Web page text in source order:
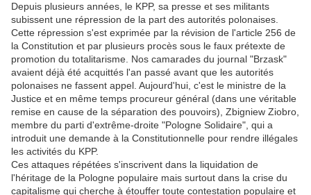
Depuis plusieurs années, le KPP, sa presse et ses militants
subissent une répression de la part des autorités polonaises.
Cette répression s'est exprimée par la révision de l'article 256 de
la Constitution et par plusieurs procès sous le faux prétexte de
promotion du totalitarisme. Nos camarades du journal "Brzask"
avaient déjà été acquittés l'an passé avant que les autorités
polonaises ne fassent appel. Aujourd'hui, c'est le ministre de la
Justice et en même temps procureur général (dans une véritable
remise en cause de la séparation des pouvoirs), Zbigniew Ziobro,
membre du parti d'extrême-droite "Pologne Solidaire", qui a
introduit une demande à la Constitutionnelle pour rendre illégales
les activités du KPP.
Ces attaques répétées s'inscrivent dans la liquidation de
l'héritage de la Pologne populaire mais surtout dans la crise du
capitalisme qui cherche à étouffer toute contestation populaire et